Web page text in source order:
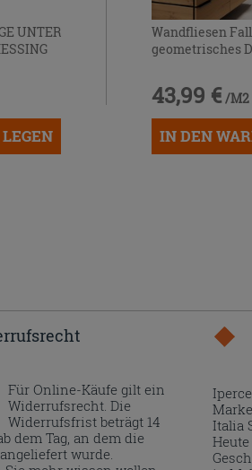
UNTER
Wandfliesen
geometrisches
43,99 € /M2
IN DEN
Für Online-Käufe gilt ein
Widerrufsrecht. Die
Widerrufsfrist beträgt 14
dem Tag, an dem die
wurde.
Italia